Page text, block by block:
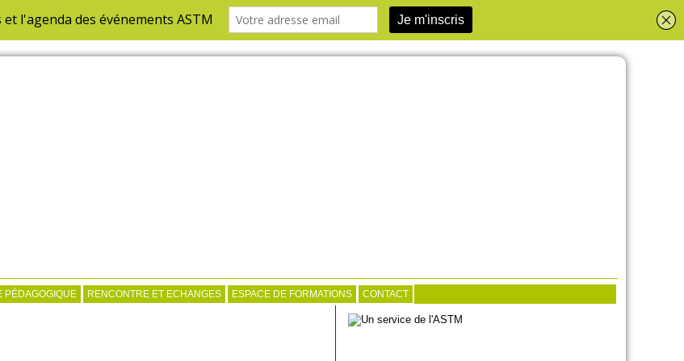
PÉDAGOGIQUE RENCONTRE ET ECHANGES ESPACE DE FORMATIONS CONTACT